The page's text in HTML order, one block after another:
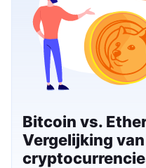
Bitcoin vs.
Vergelijking